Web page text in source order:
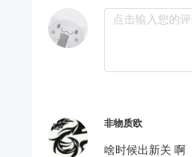
非物质欧
啥时候出新关 啊